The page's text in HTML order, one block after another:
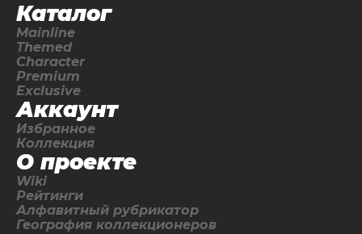
Каталог
Mainline
Themed
Character
Premium
Exclusive
Аккаунт
Избранное
Коллекция
О проекте
Wiki
Рейтинги
Алфавитный рубрикатор
География коллекционеров